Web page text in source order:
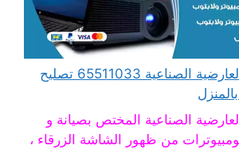
مهندس كمبيوتر العارضية الصناعية 65511033 تصليح
الصناعية المختص بصيانة و
من ظهور الشاشة الزرقاء ،